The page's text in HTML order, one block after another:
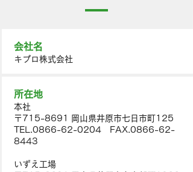
会社名
キプロ株式会社
所在地
本社
〒715-8691 岡山県井原市七日市町125
TEL.0866-62-0204 FAX.0866-62-
8443
いずえ工場